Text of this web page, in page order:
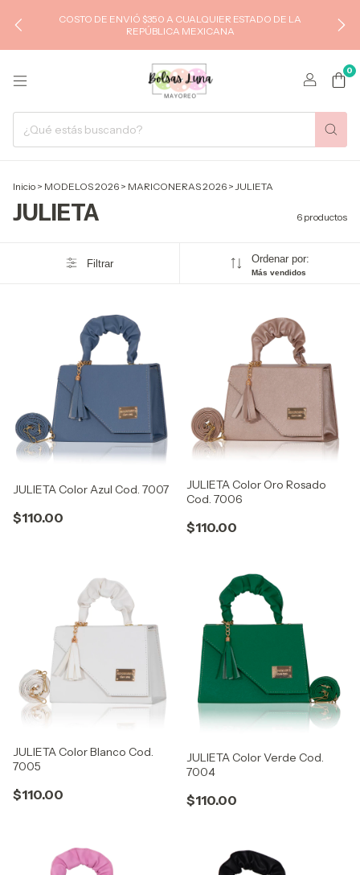
COSTO DE ENVIÓ $350 A CUALQUIER ESTADO DE LA
REPÚBLICA MEXICANA
0
Inicio > MODELOS 2026 > MARICONERAS 2026 > JULIETA
JULIETA 6 productos
Filtrar Ordenar por:
Más vendidos
JULIETA Color Azul Cod. 7007
$110.00
JULIETA Color Oro Rosado
Cod. 7006
$110.00
JULIETA Color Blanco Cod.
7005
$110.00
JULIETA Color Verde Cod.
7004
$110.00